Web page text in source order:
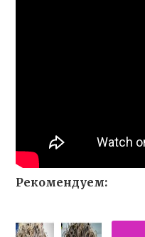
Рекомендуем: